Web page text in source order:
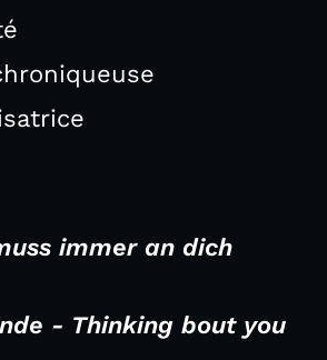
immer an dich
- Thinking bout you